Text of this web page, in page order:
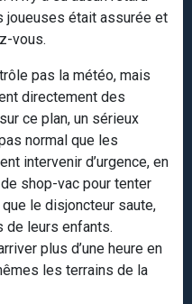
joueuses était assurée et
vous.
pas la météo, mais
directement des
ce plan, un sérieux
normal que les
intervenir d’urgence, en
shop-vac pour tenter
le disjoncteur saute,
de leurs enfants.
plus d’une heure en
les terrains de la